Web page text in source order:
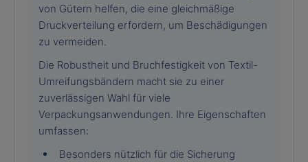
von Gütern helfen, die eine gleichmäßige
Druckverteilung erfordern, um Beschädigungen
zu vermeiden.
Die Robustheit und Bruchfestigkeit von Textil-
Umreifungsbändern macht sie zu einer
zuverlässigen Wahl für viele
Verpackungsanwendungen. Ihre Eigenschaften
umfassen:
Besonders nützlich für die Sicherung